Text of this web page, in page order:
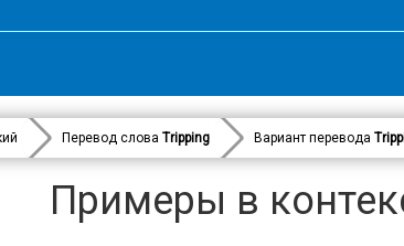
Перевод слова Tripping Вариант перевода
Примеры в